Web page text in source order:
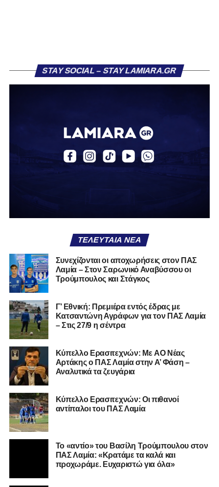
Στην πρώτη του σεζόν στην ΑΕΚ, σημείωσε τρία γκολ
εμπειρίες, καταγράφοντας δύο γκολ και δύο ασίστ σε
20 αγώνες. Σε διεθνές επίπεδο, ο Κοντονίκος φόρεσε τη
φανέλα της Εθνικής Ελλάδας Κ19, μετρώντας 10
συμμετοχές και δύο γκολ.
Καλωσήρθες, Βασίλη».
υπόλοιπο κόσμο. Ακολουθήστε το lamiara.gr στο
μαθαίνετε σε χρόνο dt όλα τα νέα.
STAY SOCIAL – STAY LAMIARA.GR
ΤΕΛΕΥΤΑΊΑ ΝΈΑ
Συνεχίζονται οι αποχωρήσεις στον ΠΑΣ
Λαμία – Στον Σαρωνικό Αναβύσσου οι
Τρούμπουλος και Στάγκος
Γ’ Εθνική: Πρεμιέρα εντός έδρας με
Κατσαντώνη Αγράφων για τον ΠΑΣ Λαμία
– Στις 27/9 η σέντρα
Kύπελλο Ερασιτεχνών: Με AO Nέας
Αρτάκης ο ΠΑΣ Λαμία στην Α’ Φάση –
Αναλυτικά τα ζευγάρια
Κύπελλο Ερασιτεχνών: Οι πιθανοί
αντίπαλοι του ΠΑΣ Λαμία
Το «αντίο» του Βασίλη Τρούμπουλου στον
ΠΑΣ Λαμία: «Κρατάμε τα καλά και
προχωράμε. Ευχαριστώ για όλα»